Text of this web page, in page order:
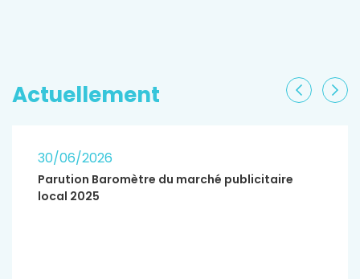
Actuellement
30/06/2026
Parution Baromètre du marché publicitaire
local 2025